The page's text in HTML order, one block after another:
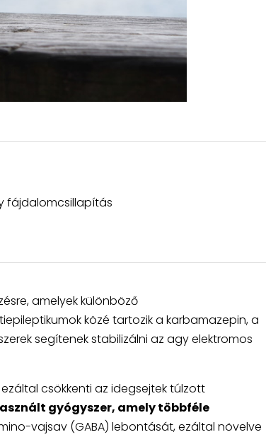
fájdalomcsillapítás
amelyek különböző
közé tartozik a karbamazepin, a
segítenek stabilizálni az agy elektromos
csökkenti az idegsejtek túlzott
gyógyszer, amely többféle
vajsav (GABA) lebontását, ezáltal növelve